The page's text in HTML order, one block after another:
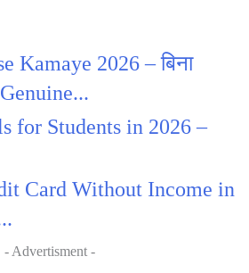
Kamaye 2026 – बिना
for Students in 2026 –
Card Without Income in
- Advertisment -